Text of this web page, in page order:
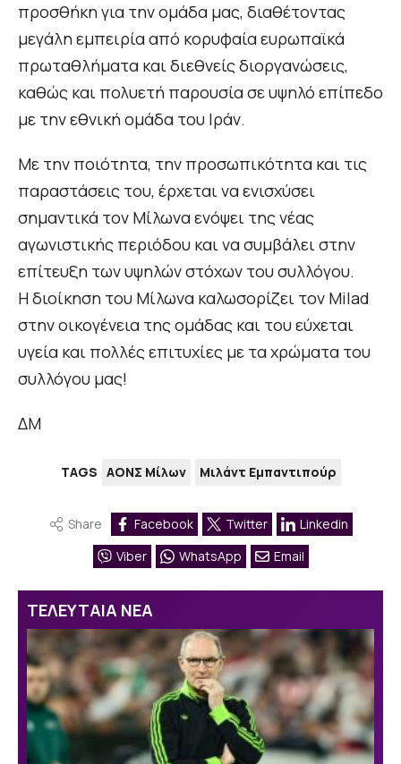
προσθήκη για την ομάδα μας, διαθέτοντας
μεγάλη εμπειρία από κορυφαία ευρωπαϊκά
πρωταθλήματα και διεθνείς διοργανώσεις,
καθώς και πολυετή παρουσία σε υψηλό επίπεδο
με την εθνική ομάδα του Ιράν.
Με την ποιότητα, την προσωπικότητα και τις
παραστάσεις του, έρχεται να ενισχύσει
σημαντικά τον Μίλωνα ενόψει της νέας
αγωνιστικής περιόδου και να συμβάλει στην
επίτευξη των υψηλών στόχων του συλλόγου.
Η διοίκηση του Μίλωνα καλωσορίζει τον Milad
στην οικογένεια της ομάδας και του εύχεται
υγεία και πολλές επιτυχίες με τα χρώματα του
συλλόγου μας!
ΔΜ
TAGS ΑΟΝΣ Μίλων Μιλάντ Εμπαντιπούρ
Share Facebook Twitter
Linkedin
Viber
WhatsApp Email
ΤΕΛΕΥΤΑΙΑ ΝΕΑ